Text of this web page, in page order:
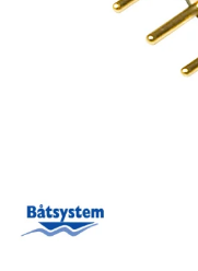
Fortøyning
Fritid/Sikkerhet
Seil